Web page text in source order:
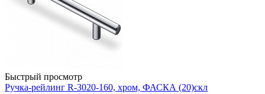
Быстрый просмотр
Ручка-рейлинг R-3020-160, хром, ФАСКА (20)скл